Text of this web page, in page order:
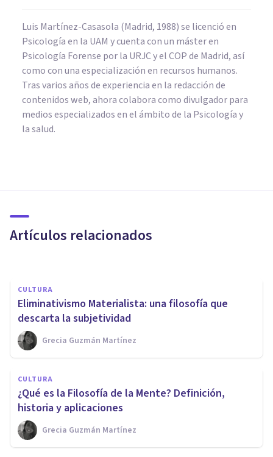
Luis Martínez-Casasola (Madrid, 1988) se licenció en
Psicología en la UAM y cuenta con un máster en
Psicología Forense por la URJC y el COP de Madrid, así
como con una especialización en recursos humanos.
Tras varios años de experiencia en la redacción de
contenidos web, ahora colabora como divulgador para
medios especializados en el ámbito de la Psicología y
la salud.
Artículos relacionados
cuestiones investiga)?
CULTURA
Eliminativismo Materialista: una filosofía que
descarta la subjetividad
Grecia Guzmán Martínez
CULTURA
¿Qué es la Filosofía de la Mente? Definición,
historia y aplicaciones
Grecia Guzmán Martínez
PSICOLOGÍA
¿Dónde está ubicada la mente?
Arturo Torres